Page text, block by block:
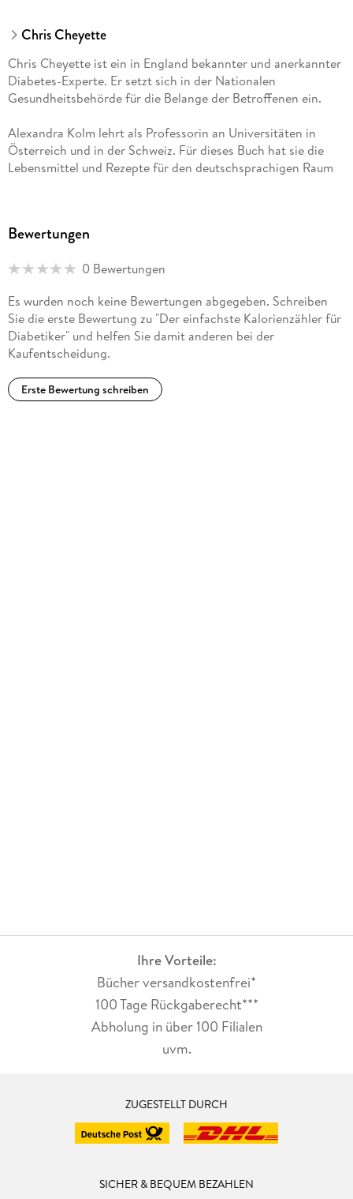
Chris Cheyette
Chris Cheyette ist ein in England bekannter und anerkannter
Diabetes-Experte. Er setzt sich in der Nationalen
Gesundheitsbehörde für die Belange der Betroffenen ein.
Alexandra Kolm lehrt als Professorin an Universitäten in
Österreich und in der Schweiz. Für dieses Buch hat sie die
Lebensmittel und Rezepte für den deutschsprachigen Raum
hinter diesem preisgekrönten Buch.
Bewertungen
0 Bewertungen
Es wurden noch keine Bewertungen abgegeben. Schreiben
Sie die erste Bewertung zu "Der einfachste Kalorienzähler für
Diabetiker" und helfen Sie damit anderen bei der
Kaufentscheidung.
Erste Bewertung schreiben
Ihre Vorteile:
Bücher versandkostenfrei*
100 Tage Rückgaberecht***
Abholung in über 100 Filialen
uvm.
ZUGESTELLT DURCH
SICHER & BEQUEM BEZAHLEN